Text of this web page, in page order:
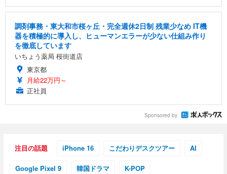
調剤事務・東大和市桜ヶ丘・完全週休2日制 残業少なめ IT機
器を積極的に導入し、ヒューマンエラーが少ない仕組み作り
を徹底しています
いちょう薬局 桜街道店
東京都
月給22万円～
正社員
Sponsored by
注目の話題 iPhone 16 こだわりデスクツアー AI
Google Pixel 9 韓国ドラマ K-POP